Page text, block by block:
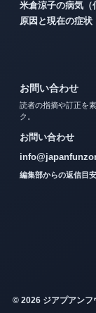
米倉涼子の病気（
原因と現在の症
お問い合わせ
読者の指摘や訂正を
ク。
お問い合わせ
編集部からの返信目
© 2026 ジアプアンフ